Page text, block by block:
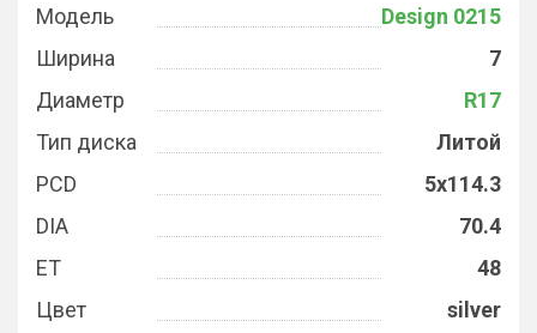
Модель
Design 0215
Ширина
7
Диаметр
R17
Тип диска
Литой
PCD
5x114.3
DIA
70.4
ET
48
Цвет
silver